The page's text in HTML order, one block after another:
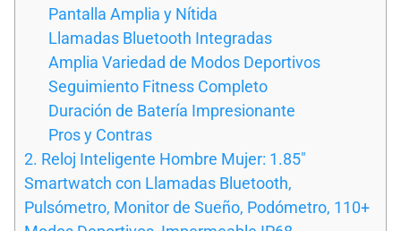
Pantalla Amplia y Nítida
Llamadas Bluetooth Integradas
Amplia Variedad de Modos Deportivos
Seguimiento Fitness Completo
Duración de Batería Impresionante
Pros y Contras
2. Reloj Inteligente Hombre Mujer: 1.85″
Smartwatch con Llamadas Bluetooth,
Pulsómetro, Monitor de Sueño, Podómetro, 110+